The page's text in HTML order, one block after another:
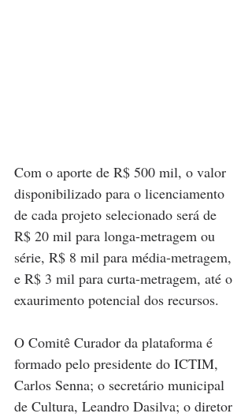
Com o aporte de R$ 500 mil, o valor
disponibilizado para o licenciamento
de cada projeto selecionado será de
R$ 20 mil para longa-metragem ou
série, R$ 8 mil para média-metragem,
e R$ 3 mil para curta-metragem, até o
exaurimento potencial dos recursos.
O Comitê Curador da plataforma é
formado pelo presidente do ICTIM,
Carlos Senna; o secretário municipal
de Cultura, Leandro Dasilva; o diretor